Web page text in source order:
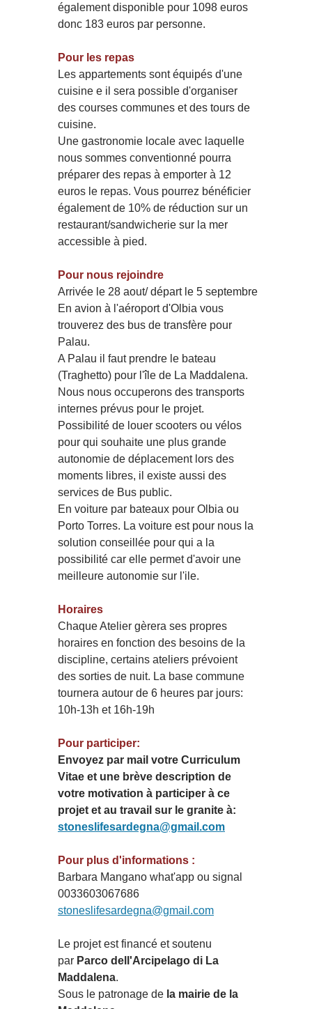
également disponible pour 1098 euros
donc 183 euros par personne.
Pour les repas
Les appartements sont équipés d'une
cuisine e il sera possible d'organiser
des courses communes et des tours de
cuisine.
Une gastronomie locale avec laquelle
nous sommes conventionné pourra
préparer des repas à emporter à 12
euros le repas. Vous pourrez bénéficier
également de 10% de réduction sur un
restaurant/sandwicherie sur la mer
accessible à pied.
Pour nous rejoindre
Arrivée le 28 aout/ départ le 5 septembre
En avion à l'aéroport d'Olbia vous
trouverez des bus de transfère pour
Palau.
A Palau il faut prendre le bateau
(Traghetto) pour l'île de La Maddalena.
Nous nous occuperons des transports
internes prévus pour le projet.
Possibilité de louer scooters ou vélos
pour qui souhaite une plus grande
autonomie de déplacement lors des
moments libres, il existe aussi des
services de Bus public.
En voiture par bateaux pour Olbia ou
Porto Torres. La voiture est pour nous la
solution conseillée pour qui a la
possibilité car elle permet d'avoir une
meilleure autonomie sur l'ile.
Horaires
Chaque Atelier gèrera ses propres
horaires en fonction des besoins de la
discipline, certains ateliers prévoient
des sorties de nuit. La base commune
tournera autour de 6 heures par jours:
10h-13h et 16h-19h
Pour participer:
Envoyez par mail votre Curriculum
Vitae et une brève description de
votre motivation à participer à ce
projet et au travail sur le granite à:
stoneslifesardegna@gmail.com
Pour plus d'informations :
Barbara Mangano what'app ou signal
0033603067686
stoneslifesardegna@gmail.com
Le projet est financé et soutenu
par Parco dell'Arcipelago di La
Maddalena.
Sous le patronage de la mairie de la